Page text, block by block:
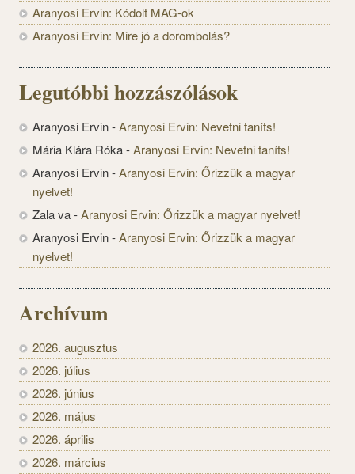
Aranyosi Ervin: Kódolt MAG-ok
Aranyosi Ervin: Mire jó a dorombolás?
Legutóbbi hozzászólások
Aranyosi Ervin-Aranyosi Ervin: Nevetni taníts!
Mária Klára Róka-Aranyosi Ervin: Nevetni taníts!
Aranyosi Ervin-Aranyosi Ervin: Őrizzük a magyar
nyelvet!
Zala va-Aranyosi Ervin: Őrizzük a magyar nyelvet!
Aranyosi Ervin-Aranyosi Ervin: Őrizzük a magyar
nyelvet!
Archívum
2026. augusztus
2026. július
2026. június
2026. május
2026. április
2026. március